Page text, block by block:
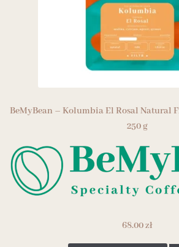
BeMyBean – Kolumbia El Rosal Natural
250 g
68.00zł